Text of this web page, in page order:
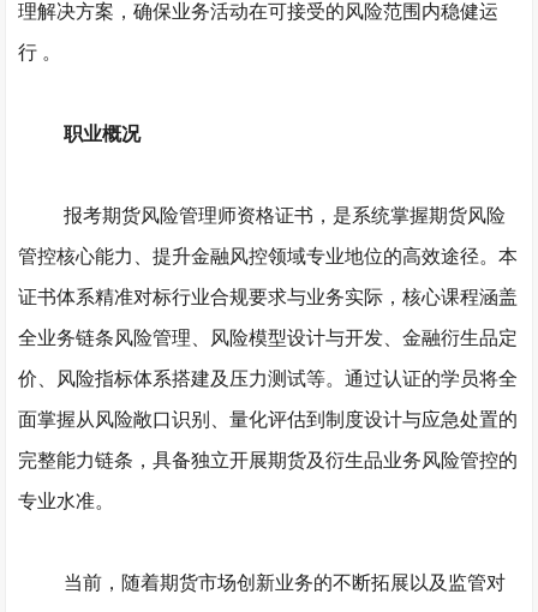
理解决方案，确保业务活动在可接受的风险范围内稳健运
行 。
职业概况
报考期货风险管理师资格证书，是系统掌握期货风险
管控核心能力、提升金融风控领域专业地位的高效途径。本
证书体系精准对标行业合规要求与业务实际，核心课程涵盖
全业务链条风险管理、风险模型设计与开发、金融衍生品定
价、风险指标体系搭建及压力测试等。通过认证的学员将全
面掌握从风险敞口识别、量化评估到制度设计与应急处置的
完整能力链条，具备独立开展期货及衍生品业务风险管控的
专业水准。
当前，随着期货市场创新业务的不断拓展以及监管对